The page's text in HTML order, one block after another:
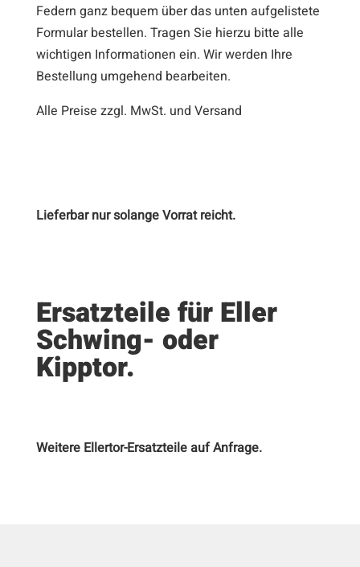
Federn ganz bequem über das unten aufgelistete
Formular bestellen. Tragen Sie hierzu bitte alle
wichtigen Informationen ein. Wir werden Ihre
Bestellung umgehend bearbeiten.
Alle Preise zzgl. MwSt. und Versand
Lieferbar nur solange Vorrat reicht.
Ersatzteile für Eller
Schwing- oder
Kipptor.
Weitere Ellertor-Ersatzteile auf Anfrage.